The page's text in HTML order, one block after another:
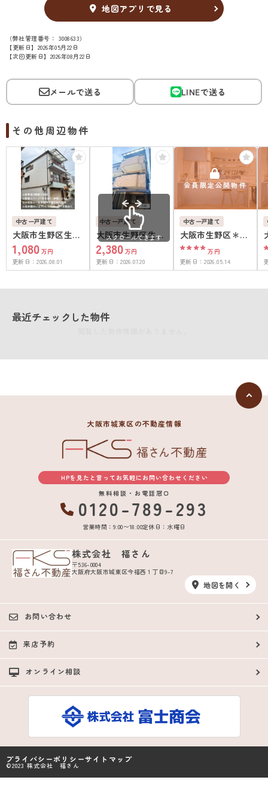
地図アプリで見る
（弊社管理番号： 3008633）
【更新日】2026年05月22日
【次回更新日】2026年08月22日
メールで送る LINEで送る
その他周辺物件
中古一戸建て
大阪市生野区生野
東１丁目
1,080 万円
更新日：2026.08.01
中古一戸建て
大阪市生野区生野
東2丁目
2,380 万円
更新日：2026.07.20
会員限定公開物件
中古一戸建て
大阪市生野区＊＊
＊＊
**** 万円
更新日：2026.05.14
スクロールできます
最近チェックした物件
大阪市城東区の不動産情報
HPを見たと言ってお気軽にお問い合わせください
無料相談・お電話窓口
0120-789-293
営業時間：9:00〜18:00定休日：水曜日
株式会社 福さん
〒536-0004
大阪府大阪市城東区今福西１丁目9-7
地図を開く
お問い合わせ
来店予約
オンライン相談
プライバシーポリシーサイトマップ
©2023 株式会社 福さん